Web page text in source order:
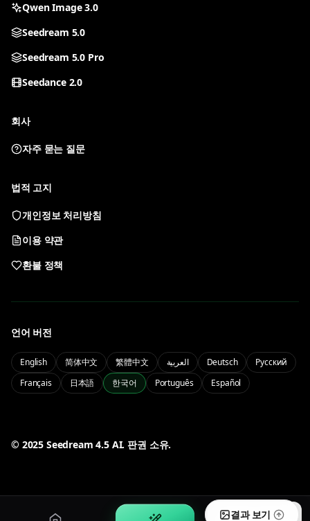
Qwen Image 3.0
Seedream 5.0
Seedream 5.0 Pro
Seedance 2.0
회사
자주 묻는 질문
법적 고지
개인정보 처리방침
이용 약관
환불 정책
언어 버전
English 简体中文 繁體中文 العربية Deutsch
Русский
Français
日本語 한국어 Português Español
© 2025 Seedream 4.5 AI. 판권 소유.
Nano Banana 2
PRO
Seedream 5.0 Pro
프로급 Seedream 5.0 품질과 컨트롤
결과 보기